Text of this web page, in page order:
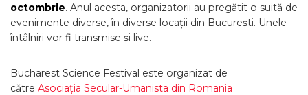
octombrie. Anul acesta, organizatorii au pregătit o suită de
evenimente diverse, în diverse locații din București. Unele
întâlniri vor fi transmise și live.
Bucharest Science Festival este organizat de
către Asociația Secular-Umanista din Romania